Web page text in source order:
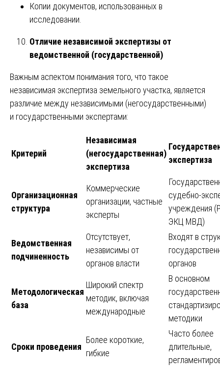
Копии документов, использованных в
исследовании.
Отличие независимой экспертизы от
ведомственной (государственной)
Важным аспектом понимания того, что такое
независимая экспертиза земельного участка, является
различие между независимыми (негосударственными)
и государственными экспертами:
Критерий
Независимая
(негосударственная)
экспертиза
экспертиза
Организационная
структура
Коммерческие
организации, частные
эксперты
судебно-
учреждения
ЭКЦ МВД)
Ведомственная
подчиненность
Отсутствует,
независимы от
органов власти
Входят в
органов
Методологическая
база
Широкий спектр
методик, включая
международные
В основном
методики
Сроки проведения
Более короткие,
гибкие
Часто более
длительные,